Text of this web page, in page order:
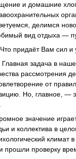
и домашние
делимся
вид отдыха —
Что придаёт Вам сил и
Главная задача в
рассмотрения
от
Но, главное, —
значение
и коллектива в
климат
прошли проверку